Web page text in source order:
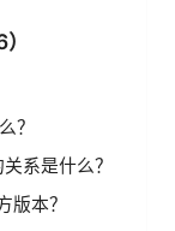
？
系是什么？
版本？